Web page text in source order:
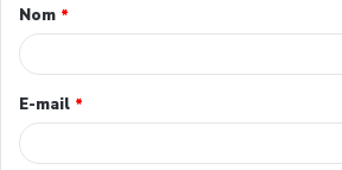
Nom *
E-mail *